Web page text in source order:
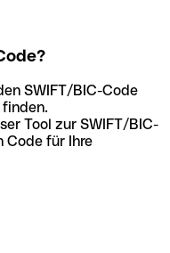
SWIFT/BIC-Code
finden.
Tool zur SWIFT/BIC-
Code für Ihre